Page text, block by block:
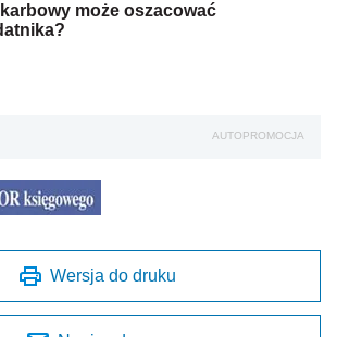
może oszacować
AUTOPROMOCJA
Wersja do druku